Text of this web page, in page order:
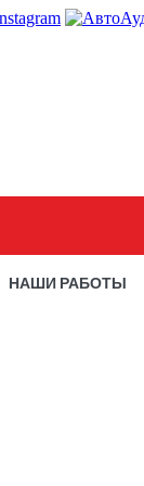
НАШИ РАБОТЫ